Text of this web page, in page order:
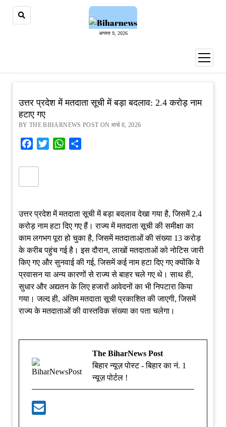
अगस्त 9, 2026
open
menu
उत्तर प्रदेश में मतदाता सूची में बड़ा बदलाव: 2.4 करोड़ नाम
हटाए गए
BY THE BIHARNEWS POST ON मार्च 8, 2026
Facebook
TwitterWhatsApp
उत्तर प्रदेश में मतदाता सूची में बड़ा बदलाव देखा गया है, जिसमें 2.4
करोड़ नाम हटा दिए गए हैं। राज्य में मतदाता सूची की समीक्षा का
काम लगभग पूरा हो चुका है, जिसमें मतदाताओं की संख्या 13 करोड़
के करीब पहुंच गई है। इस दौरान, लाखों मतदाताओं को नोटिस जारी
किए गए और सुनवाई की गई, जिसमें कई नाम हटा दिए गए क्योंकि वे
प्रवासन या अन्य कारणों से राज्य से बाहर चले गए थे। साथ ही,
सुधार और अद्यतन के लिए हजारों आवेदनों का भी निपटारा किया
गया। जल्द ही, अंतिम मतदाता सूची प्रकाशित की जाएगी, जिसमें
राज्य के मतदाताओं की वास्तविक संख्या का पता चलेगा।
The BiharNews Post
बिहार न्यूज़ पोस्ट - बिहार का नं. 1
न्यूज़ पोर्टल !